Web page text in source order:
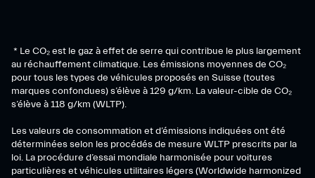
* Le CO₂ est le gaz à effet de serre qui contribue le plus largement
au réchauffement climatique. Les émissions moyennes de CO₂
pour tous les types de véhicules proposés en Suisse (toutes
marques confondues) s’élève à 129 g/km. La valeur-cible de CO₂
s’élève à 118 g/km (WLTP).
Les valeurs de consommation et d’émissions indiquées ont été
déterminées selon les procédés de mesure WLTP prescrits par la
loi. La procédure d’essai mondiale harmonisée pour voitures
particulières et véhicules utilitaires légers (Worldwide harmonized